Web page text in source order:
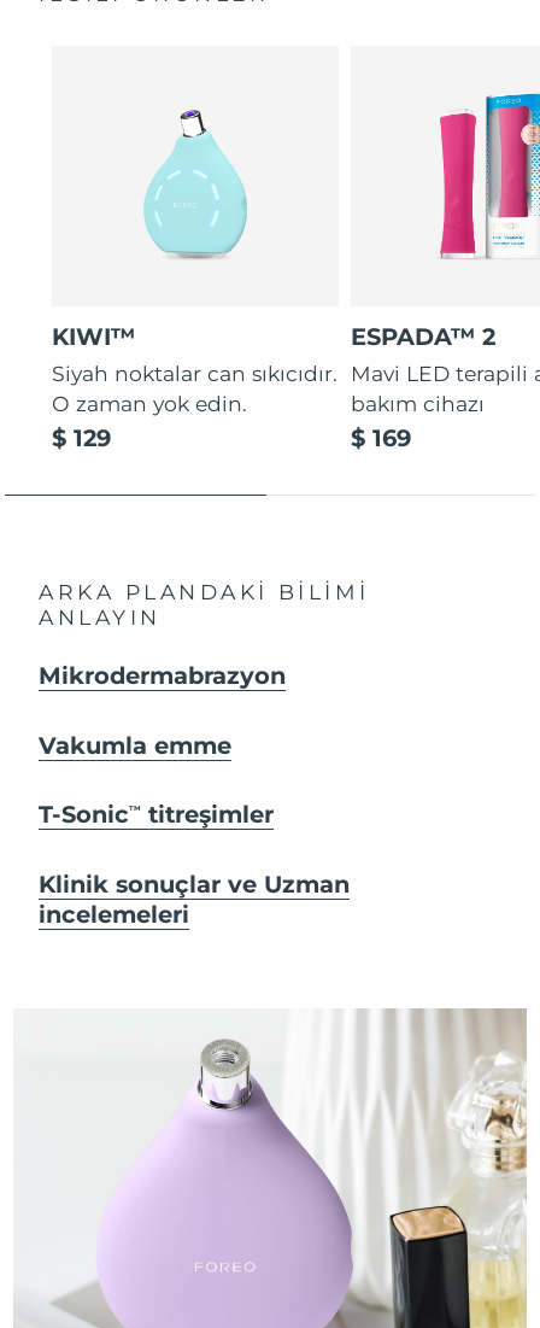
KIWI™
Siyah noktalar can sıkıcıdır.
O zaman yok edin.
$ 129
ESPADA™ 2
Mavi LED terapili
bakım cihazı
$ 169
ARKA PLANDAKİ BİLİMİ
ANLAYIN
Mikrodermabrazyon
Vakumla emme
T-SonicTM titreşimler
Klinik sonuçlar ve Uzman
incelemeleri